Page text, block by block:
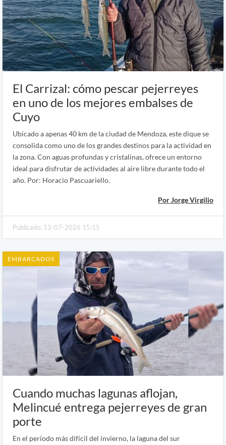
El Carrizal: cómo pescar pejerreyes
en uno de los mejores embalses de
Cuyo
Ubicado a apenas 40 km de la ciudad de Mendoza, este dique se
consolida como uno de los grandes destinos para la actividad en
la zona. Con aguas profundas y cristalinas, ofrece un entorno
ideal para disfrutar de actividades al aire libre durante todo el
año. Por: Horacio Pascuariello.
Por Jorge Virgilio
Publicado: 13-07-2026 15:15
EMBARCADOS
Cuando muchas lagunas aflojan,
Melincué entrega pejerreyes de gran
porte
En el período más difícil del invierno, la laguna del sur